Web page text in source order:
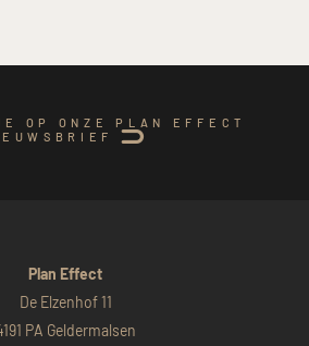
OP ONZE PLAN EFFECT
Plan Effect
De Elzenhof 11
PA Geldermalsen